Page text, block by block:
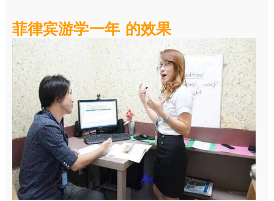
菲律宾游学一年 的效果